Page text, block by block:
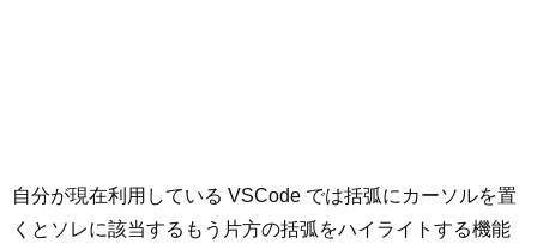
自分が現在利用している VSCode では括弧にカーソルを置
くとソレに該当するもう片方の括弧をハイライトする機能